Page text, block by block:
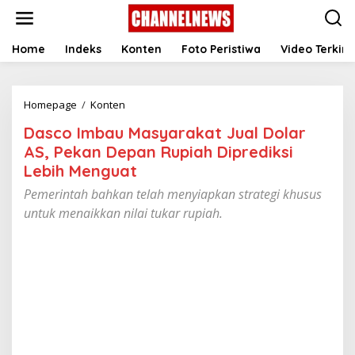
t
Home Indeks Konten Foto Peristiwa Video Terkini
Homepage / Konten
s
c
o
I
m
a
Dasco Imbau Masyarakat Jual Dolar
AS, Pekan Depan Rupiah Diprediksi
Lebih Menguat
Pemerintah bahkan telah menyiapkan strategi khusus
untuk menaikkan nilai tukar rupiah.